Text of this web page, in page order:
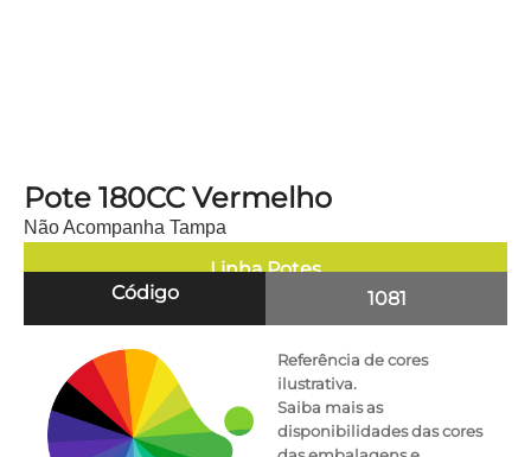
Pote 180CC Vermelho
Não Acompanha Tampa
Linha Potes
Código
1081
Referência de cores
ilustrativa.
Saiba mais as
disponibilidades das cores